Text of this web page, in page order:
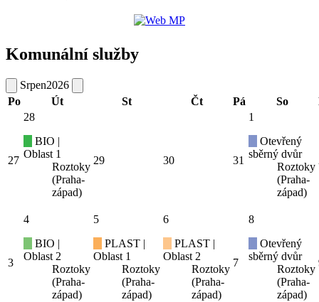
Komunální služby
Srpen2026
Po
Út St Čt Pá So
27
28
BIO |
Oblast 1
Roztoky
(Praha-
západ)
29 30 31
1
Otevřený
sběrný dvůr
Roztoky
(Praha-
západ)
3
4
BIO |
Oblast 2
Roztoky
(Praha-
západ)
5
PLAST |
Oblast 1
Roztoky
(Praha-
západ)
6
PLAST |
Oblast 2
Roztoky
(Praha-
západ)
7
8
Otevřený
sběrný dvůr
Roztoky
(Praha-
západ)